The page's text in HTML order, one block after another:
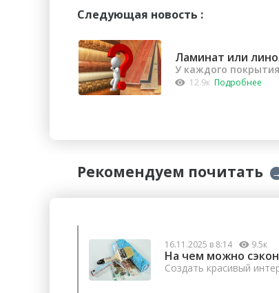
Следующая новость :
Ламинат или
У каждого
12.9к Подробнее
Рекомендуем почитать →
16.11.2025 в 8:14 9.5к
На чем можно
Создать красивый